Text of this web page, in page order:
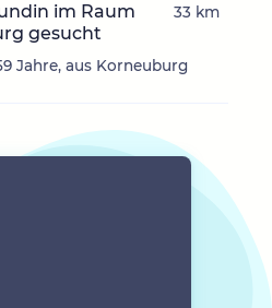
im Raum
gesucht
Jahre, aus Korneuburg
33 km